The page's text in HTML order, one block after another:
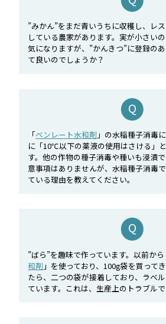
”みかん”をまだ青いうちに収穫し、レ
している農家があります。実が小さい
気になりますが、”かんきつ”に登録の
て良いのでしょうか？
「ベンレート水和剤 」の水稲種子消毒
に「10℃以下の薬液の使用はさける」
す。他の作物の種子消毒や種いも浸漬
意事項はありませんが、水稲種子消毒
ている理由を教えてください。
”ばら”を趣味で作っています。以前から
和剤 」を使っており、100g袋を買って
たら、二つの袋が接着しており、ラベ
ています。これは、生産上のトラブル